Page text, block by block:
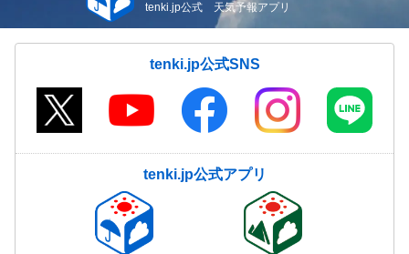
tenki.jp公式 天気予報アプリ
tenki.jp公式SNS
tenki.jp公式アプリ